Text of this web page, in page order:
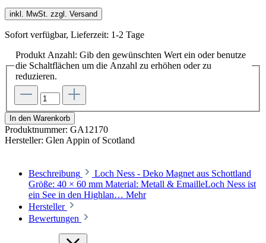
inkl. MwSt. zzgl. Versand
Sofort verfügbar, Lieferzeit: 1-2 Tage
Produkt Anzahl: Gib den gewünschten Wert ein oder benutze
die Schaltflächen um die Anzahl zu erhöhen oder zu
reduzieren.
In den Warenkorb
Produktnummer: GA12170
Hersteller: Glen Appin of Scotland
Beschreibung
Loch Ness - Deko Magnet aus Schottland
Größe: 40 × 60 mm Material: Metall & EmailleLoch Ness ist
ein See in den Highlan… Mehr
Hersteller
Bewertungen